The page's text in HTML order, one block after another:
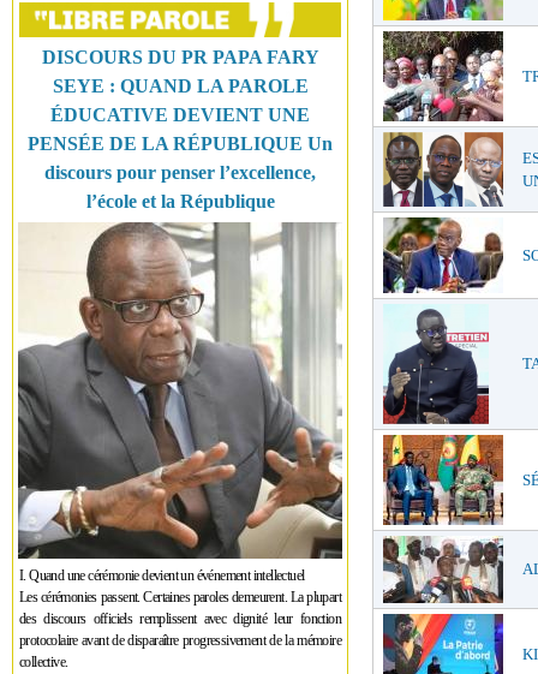
DISCOURS DU PR PAPA FARY
SEYE : QUAND LA PAROLE
ÉDUCATIVE DEVIENT UNE
PENSÉE DE LA RÉPUBLIQUE Un
discours pour penser l’excellence,
l’école et la République
I. Quand une cérémonie devient un événement intellectuel
Les cérémonies passent. Certaines paroles demeurent. La plupart
des discours officiels remplissent avec dignité leur fonction
protocolaire avant de disparaître progressivement de la mémoire
collective.